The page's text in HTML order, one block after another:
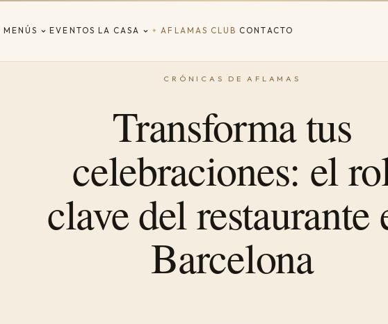
MENÚS EVENTOS LA CASA ✦ AFLAMAS CLUB CONTACTO
Transforma tus
celebraciones: el
clave del restaurante
Barcelona